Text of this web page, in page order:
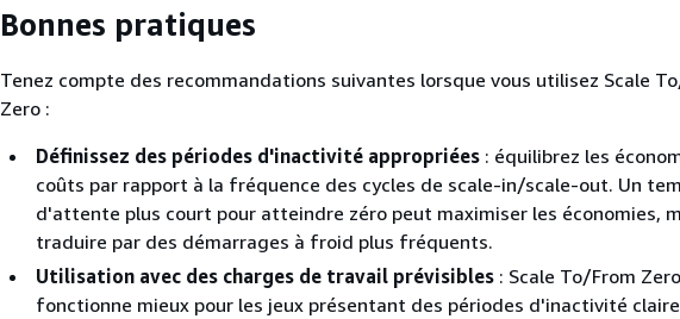
Bonnes pratiques
Tenez compte des recommandations suivantes lorsque vous utilisez Scale
Zero :
Définissez des périodes d'inactivité appropriées : équilibrez les
coûts par rapport à la fréquence des cycles de scale-in/scale-out. Un
d'attente plus court pour atteindre zéro peut maximiser les économies,
traduire par des démarrages à froid plus fréquents.
Utilisation avec des charges de travail prévisibles : Scale To/From Zero
fonctionne mieux pour les jeux présentant des périodes d'inactivité